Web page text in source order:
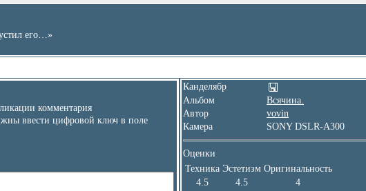
его…»
комментария
ввести цифровой ключ в поле
Канделябр
Альбом
Всячина.
Автор
vovin
Камера
SONY DSLR-A300
Оценки
Техника Эстетизм Оригинальность
4.5
4.5 4